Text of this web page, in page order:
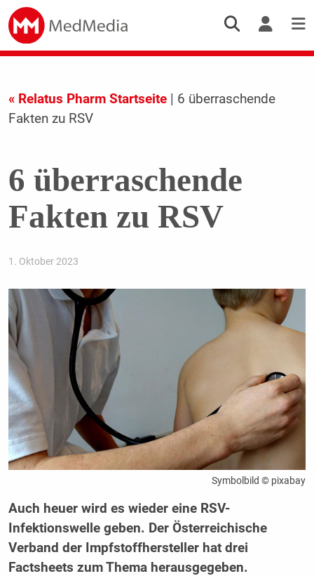
« Relatus Pharm Startseite| 6 überraschende
Fakten zu RSV
6 überraschende
Fakten zu RSV
1. Oktober 2023
Symbolbild © pixabay
Auch heuer wird es wieder eine RSV-
Infektionswelle geben. Der Österreichische
Verband der Impfstoffhersteller hat drei
Factsheets zum Thema herausgegeben.